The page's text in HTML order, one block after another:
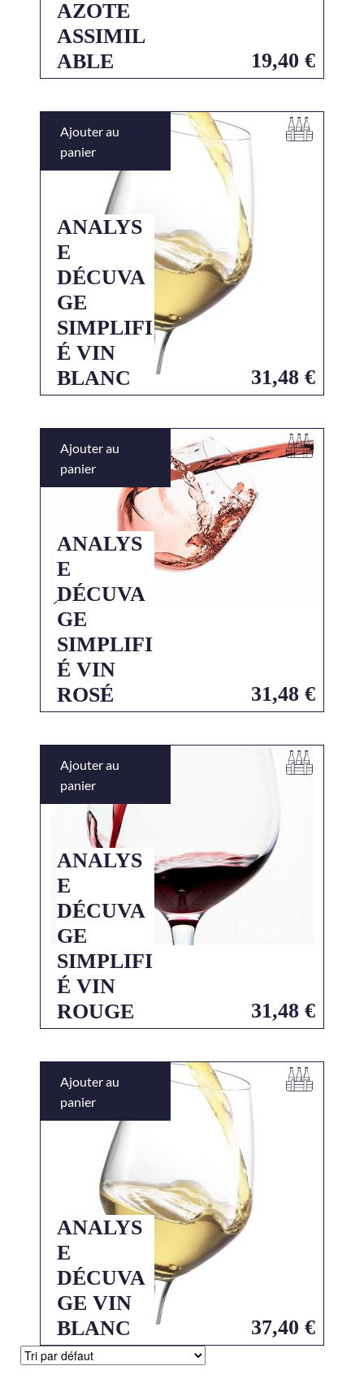
AZOTE
ASSIMIL
ABLE
19,40 €
ANALYS
E
DÉCUVA
GE
SIMPLIFI
É VIN
BLANC
31,48 €
Ajouter au
panier
ANALYS
E
DÉCUVA
GE
SIMPLIFI
É VIN
ROSÉ
31,48 €
Ajouter au
panier
ANALYS
E
DÉCUVA
GE
SIMPLIFI
É VIN
ROUGE
31,48 €
Ajouter au
panier
ANALYS
E
DÉCUVA
GE VIN
BLANC
37,40 €
Ajouter au
panier